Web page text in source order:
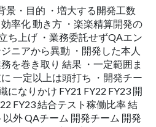
景・目的 ・増大する開発工数
率化 動き方 ・楽楽精算開発の
ち上げ ・業務委託せずQAエン
ニアから異動 ・開発した本人
を巻き取り 結果 ・一定範囲ま
一定以上は頭打ち ・開発チー
になりかけ FY21 FY22 FY23 開
FY23 結合テスト稼働比率 結
外 QAチーム 開発チーム 開発